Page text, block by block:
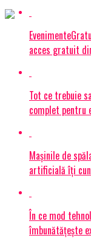
acces gratuit
Tot ce trebuie
complet pentru
Mașinile de
artificială îți
În ce mod
îmbunătățește